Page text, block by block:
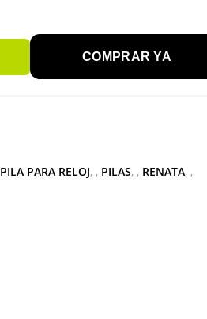
COMPRAR YA
PILA PARA RELOJ , PILAS , RENATA ,